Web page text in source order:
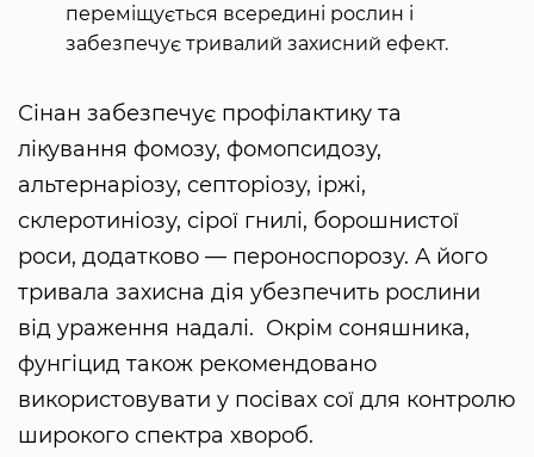
переміщується всередині рослин і
забезпечує тривалий захисний ефект.
Сінан забезпечує профілактику та
лікування фомозу, фомопсидозу,
альтернаріозу, септоріозу, іржі,
склеротиніозу, сірої гнилі, борошнистої
роси, додатково — пероноспорозу. А його
тривала захисна дія убезпечить рослини
від ураження надалі. Окрім соняшника,
фунгіцид також рекомендовано
використовувати у посівах сої для контролю
широкого спектра хвороб.